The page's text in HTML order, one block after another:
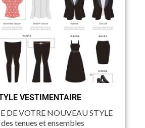
VESTIMENTAIRE
DE VOTRE NOUVEAU STYLE
tenues et ensembles